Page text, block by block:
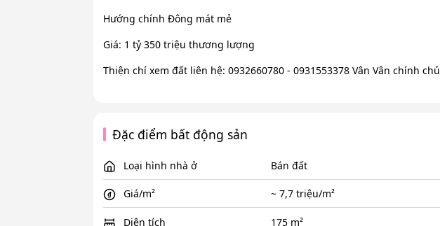
Hướng chính Đông mát mẻ
Giá: 1 tỷ 350 triệu thương lượng
Thiện chí xem đất liên hệ: 0932660780 - 0931553378 Vân Vân chính chủ
Đặc điểm bất động sản
Loại hình nhà ở Bán đất
Giá/m² ~ 7,7 triệu/m²
Diện tích 175 m²